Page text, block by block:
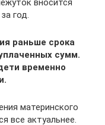
вносится
год.
раньше срока
сумм.
временно
материнского
все актуальнее.